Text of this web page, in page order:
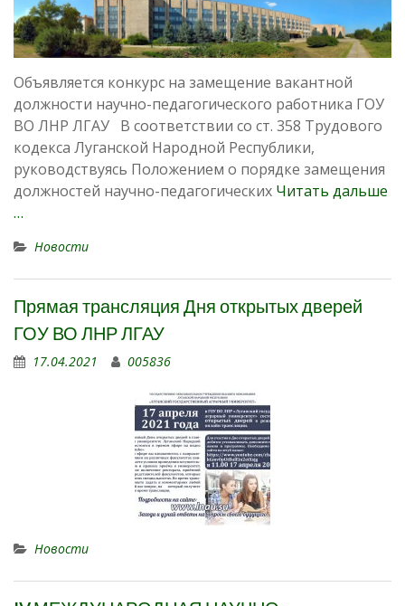
Объявляется конкурс на замещение вакантной
должности научно-педагогического работника ГОУ
ВО ЛНР ЛГАУ В соответствии со ст. 358 Трудового
кодекса Луганской Народной Республики,
руководствуясь Положением о порядке замещения
должностей научно-педагогических Читать дальше
…
Новости
Прямая трансляция Дня открытых дверей
ГОУ ВО ЛНР ЛГАУ
17.04.2021 005836
Новости